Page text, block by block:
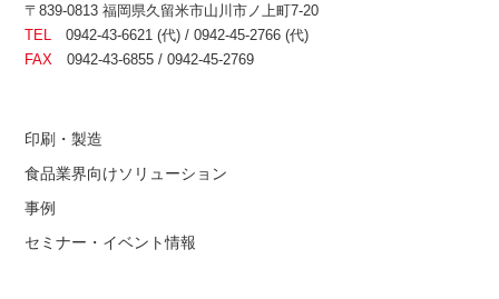
〒839-0813 福岡県久留米市山川市ノ上町7-20
TEL
0942-43-6621 (代) / 0942-45-2766 (代)
FAX 0942-43-6855 / 0942-45-2769
印刷・製造
食品業界向けソリューション
事例
セミナー・イベント情報